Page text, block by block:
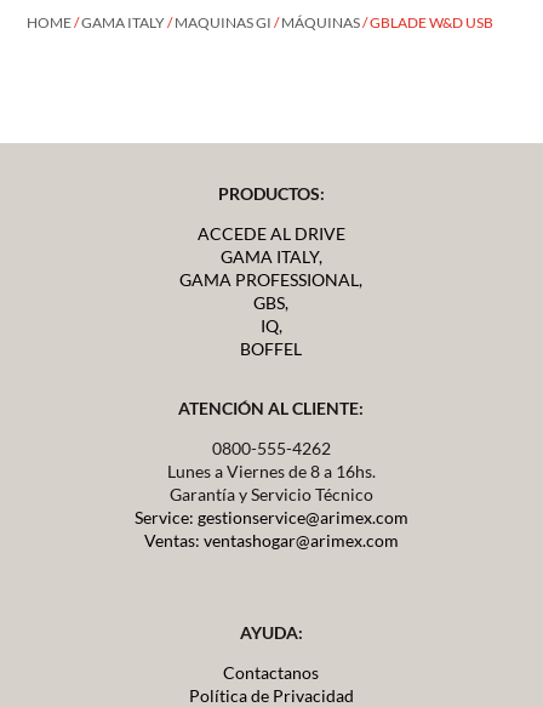
HOME/GAMA ITALY/MAQUINAS GI /MÁQUINAS/ GBLADE W&D USB
PRODUCTOS:
ACCEDE AL DRIVE
GAMA ITALY,
GAMA PROFESSIONAL,
GBS,
IQ,
BOFFEL
ATENCIÓN AL CLIENTE:
0800-555-4262
Lunes a Viernes de 8 a 16hs.
Garantía y Servicio Técnico
Service: gestionservice@arimex.com
Ventas: ventashogar@arimex.com
AYUDA:
Contactanos
Política de Privacidad